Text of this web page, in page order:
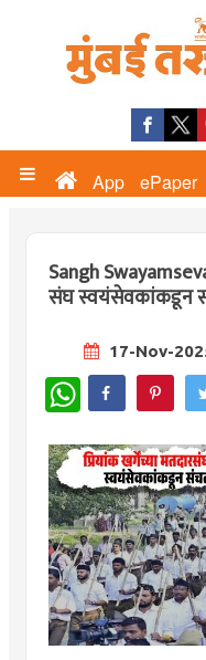
App ePaper
Sangh
संघ स्वयंसेवकांकडून
17-Nov-
WhatsApp